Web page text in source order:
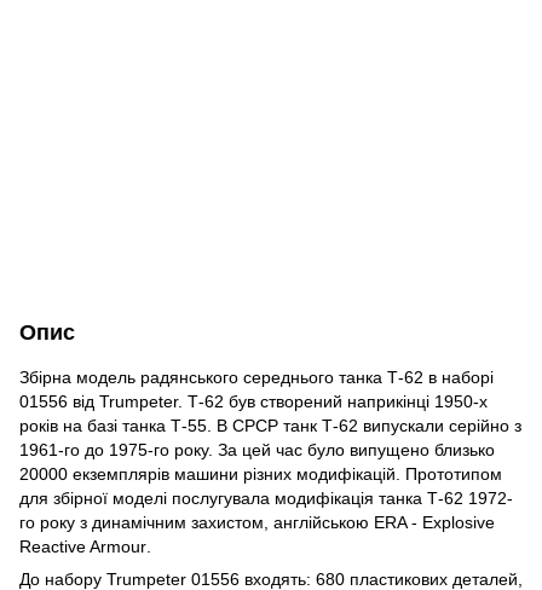
Опис
Збірна модель радянського середнього танка Т-62 в наборі
01556 від Trumpeter. Т-62 був створений наприкінці 1950-х
років на базі танка Т-55. В СРСР танк Т-62 випускали серійно з
1961-го до 1975-го року. За цей час було випущено близько
20000 екземплярів машини різних модифікацій. Прототипом
для збірної моделі послугувала модифікація танка Т-62 1972-
го року з динамічним захистом, англійською ERA - Explosive
Reactive Armour
До набору Trumpeter 01556 входять: 680 пластикових деталей,